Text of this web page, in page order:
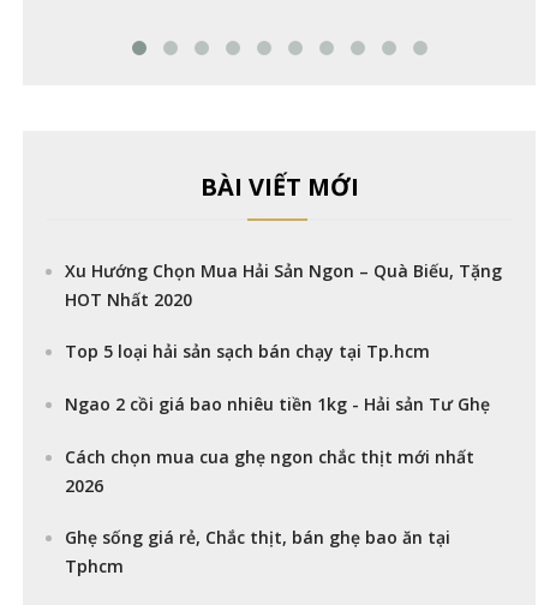
BÀI VIẾT MỚI
Xu Hướng Chọn Mua Hải Sản Ngon – Quà Biếu, Tặng
HOT Nhất 2020
Top 5 loại hải sản sạch bán chạy tại Tp.hcm
Ngao 2 cồi giá bao nhiêu tiền 1kg - Hải sản Tư Ghẹ
Cách chọn mua cua ghẹ ngon chắc thịt mới nhất
2026
Ghẹ sống giá rẻ, Chắc thịt, bán ghẹ bao ăn tại
Tphcm